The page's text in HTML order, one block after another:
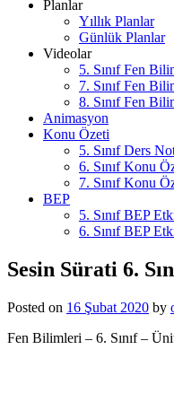
Planlar
expand
child
menu
Yıllık Planlar
Günlük Planlar
Videolar
expand
child
menu
5. Sınıf Fen
7. Sınıf Fen
8. Sınıf Fen
Animasyon
Konu Özeti
expand
child
menu
5. Sınıf Ders
6. Sınıf Konu
7. Sınıf Konu
BEP
expand
child
menu
5. Sınıf BEP
6. Sınıf BEP
Sesin Sürati 6.
Posted on 16 Şubat 2020 by
Fen Bilimleri – 6. Sınıf –